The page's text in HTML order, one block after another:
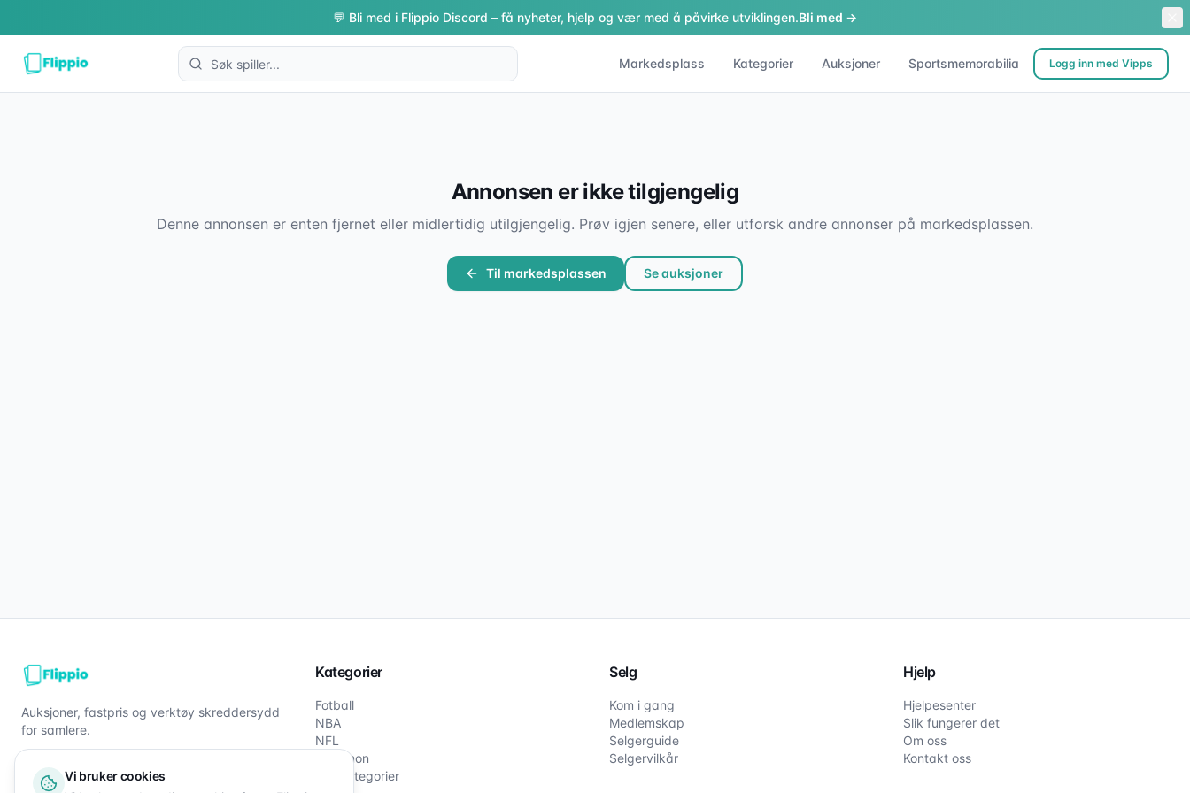
💬 Bli med i Flippio Discord – få nyheter, hjelp og vær med å påvirke utviklingen.Bli med →
Markedsplass Kategorier Auksjoner Sportsmemorabilia Logg inn med Vipps
Annonsen er ikke tilgjengelig
Denne annonsen er enten fjernet eller midlertidig utilgjengelig. Prøv igjen senere, eller utforsk andre annonser på markedsplassen.
Til markedsplassen Se auksjoner
Auksjoner, fastpris og verktøy skreddersydd
for samlere.
Kategorier
Fotball
NBA
NFL
Pokémon
Alle kategorier
Selg
Kom i gang
Medlemskap
Selgerguide
Selgervilkår
Hjelp
Hjelpesenter
Slik fungerer det
Om oss
Kontakt oss
Vi bruker cookies